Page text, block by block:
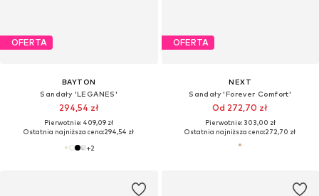
OFERTA
BAYTON
Sandały 'LEGANES'
294,54 zł
Pierwotnie: 409,09 zł
Ostatnia najniższa cena:294,54 zł
+2
OFERTA
NEXT
Sandały 'Forever Comfort'
Od 272,70 zł
Pierwotnie: 303,00 zł
Ostatnia najniższa cena:272,70 zł